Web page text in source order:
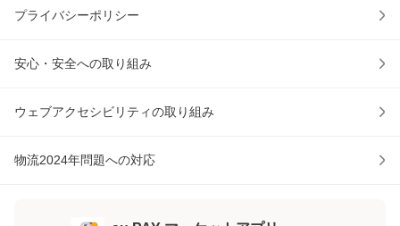
プライバシーポリシー
安心・安全への取り組み
ウェブアクセシビリティの取り組み
物流2024年問題への対応